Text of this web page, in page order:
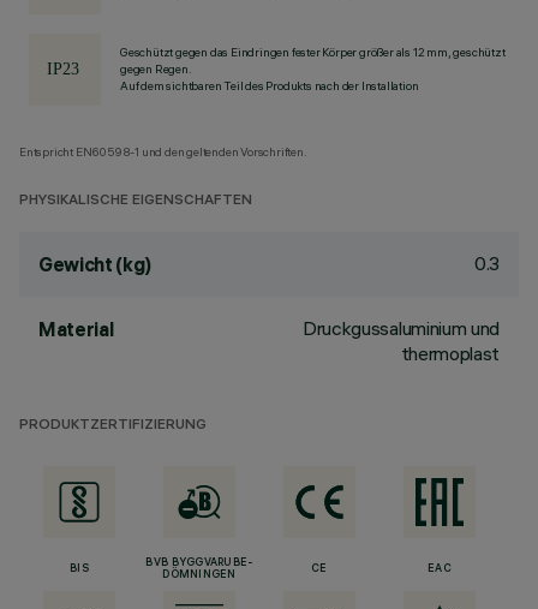
Geschützt gegen das Eindringen fester Körper größer als 12 mm, geschützt
gegen Regen.
Auf dem sichtbaren Teil des Produkts nach der Installation
Entspricht EN60598-1 und den geltenden Vorschriften.
PHYSIKALISCHE EIGENSCHAFTEN
Gewicht (kg) 0.3
Material
Druckgussaluminium und
thermoplast
PRODUKTZERTIFIZIERUNG
BIS
BVB BYGGVARUBE-
DÖMNINGEN
CE EAC